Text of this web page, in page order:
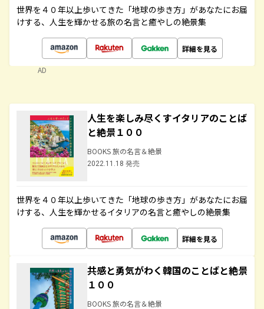
世界を４０年以上歩いてきた「地球の歩き方」があなたにお届
けする、人生を輝かせる旅の名言と癒やしの絶景集
詳細を見る
AD
人生を楽しみ尽くすイタリアのことば
と絶景１００
BOOKS 旅の名言＆絶景
2022.11.18 発売
世界を４０年以上歩いてきた「地球の歩き方」があなたにお届
けする、人生を輝かせるイタリアの名言と癒やしの絶景集
詳細を見る
共感と勇気がわく韓国のことばと絶景
１００
BOOKS 旅の名言＆絶景